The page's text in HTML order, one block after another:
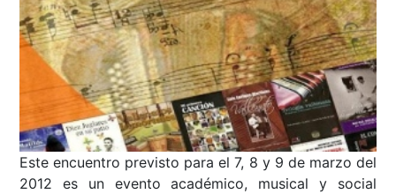
Este encuentro previsto para el 7, 8 y 9 de marzo del
2012 es un evento académico, musical y social